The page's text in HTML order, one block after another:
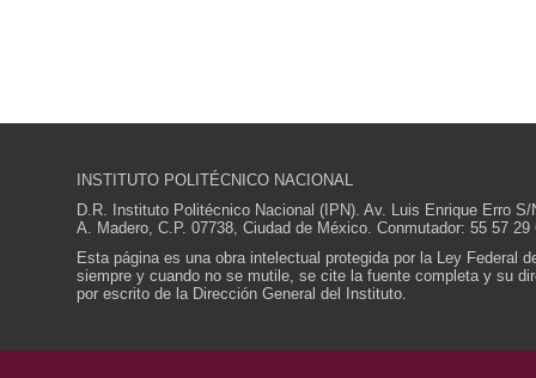
INSTITUTO POLITÉCNICO NACIONAL
D.R. Instituto Politécnico Nacional (IPN). Av. Luis Enrique Erro
A. Madero, C.P. 07738, Ciudad de México. Conmutador: 55 57 29
Esta página es una obra intelectual protegida por la Ley Federal
siempre y cuando no se mutile, se cite la fuente completa y su
por escrito de la Dirección General del Instituto.